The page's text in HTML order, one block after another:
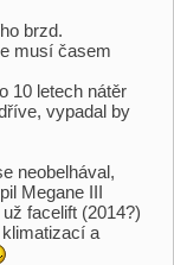
brzd.
musí časem
10 letech nátěr
vypadal by
neobelhával,
Megane III
facelift (2014?)
a